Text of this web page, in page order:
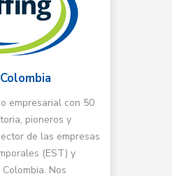
empresarial con 50
pioneros y
de las empresas
(EST) y
Nos